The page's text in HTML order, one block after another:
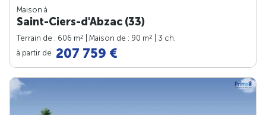
Maison à
Saint-Ciers-d'Abzac (33)
Terrain de : 606 m2 | Maison de : 90 m2
| 3 ch.
à partir de 207 759 €